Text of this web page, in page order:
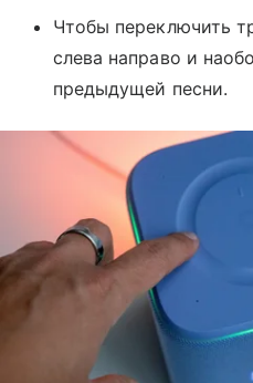
Чтобы переключить
слева направо и
предыдущей песни.